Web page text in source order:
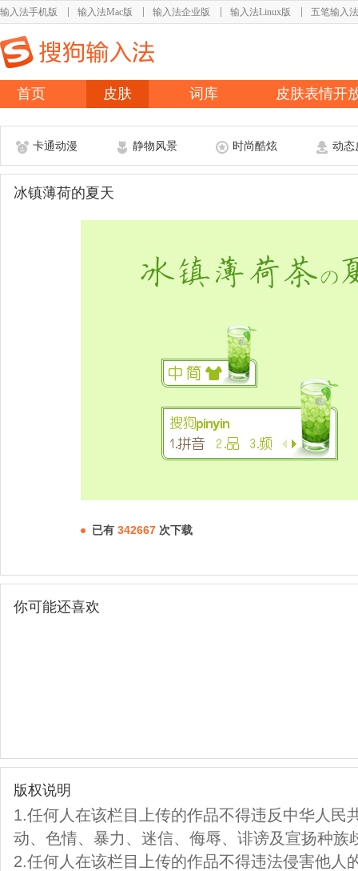
输入法手机版 输入法Mac版 输入法企业版 输入法Linux版 五笔输入法
首页 皮肤 词库 皮肤表情开
卡通动漫 静物风景 时尚酷炫 动态
冰镇薄荷的夏天
已有 342667 次下载
你可能还喜欢
版权说明
1.任何人在该栏目上传的作品不得违反中华人民
动、色情、暴力、迷信、侮辱、诽谤及宣扬种族
2.任何人在该栏目上传的作品不得违法侵害他人